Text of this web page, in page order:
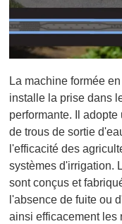
La machine formée
installe la prise dans
performante. Il
de trous de sortie
l'efficacité des
systèmes d'irrigation.
sont conçus et
l'absence de fuite ou
ainsi efficacement les